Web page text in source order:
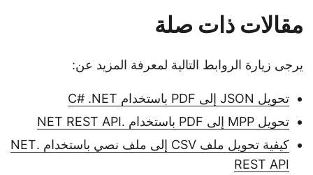
مقالات ذات صلة
يرجى زيارة الروابط التالية لمعرفة المزيد عن:
تحويل JSON إلى PDF باستخدام C# .NET
تحويل MPP إلى PDF باستخدام .NET REST API
كيفية تحويل ملف CSV إلى ملف نصي باستخدام .NET
REST API